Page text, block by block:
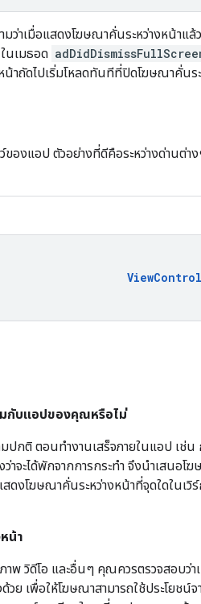
ว่าเมื่อแสดงโฆษณาคั่นระหว่างหน้าแล้
นเมธอด
น้าถัดไปเริ่มโหลดทันทีที่ปิดโฆษณาคั่นร
องแอป ตัวอย่างที่ดีคือระหว่างด่านต่า
มกับแอปของคุณหรือไม่
กติ ตอนทำงานเสร็จภายในแอป เช่น
าจะได้พักจากการกระทำ จึงนำเสนอโ
งโฆษณาคั่นระหว่างหน้าที่จุดใดในเวิ
น้า
พ วิดีโอ และอื่นๆ คุณควรตรวจสอบว่
ย เพื่อให้โฆษณาสามารถใช้ประโยชน์